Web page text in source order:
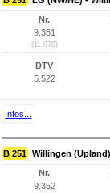
Nr.
9.351
(11.078)
DTV
5.522
Infos...
B 251 Willingen
Nr.
9.352